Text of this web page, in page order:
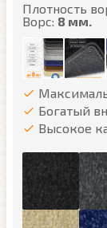
Плотность
Ворс: 8 мм.
Богатый
Высокое